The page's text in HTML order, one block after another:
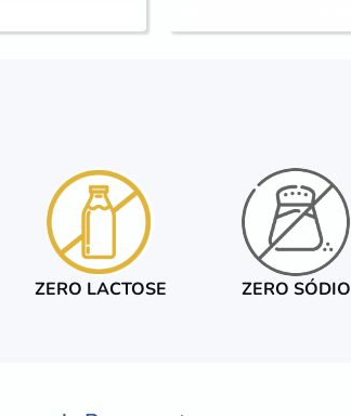
ZERO LACTOSE ZERO SÓDIO